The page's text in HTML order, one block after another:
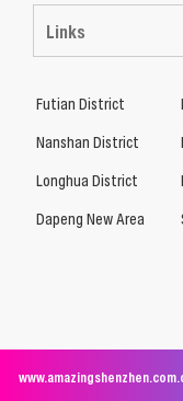
Links
Futian District
Nanshan District
Longhua District
Dapeng New Area